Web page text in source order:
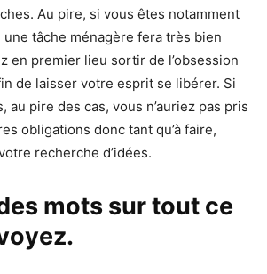
Au pire, si vous êtes notamment
tâche ménagère fera très bien
en premier lieu sortir de l’obsession
de laisser votre esprit se libérer. Si
au pire des cas, vous n’auriez pas pris
obligations donc tant qu’à faire,
recherche d’idées.
mots sur tout ce